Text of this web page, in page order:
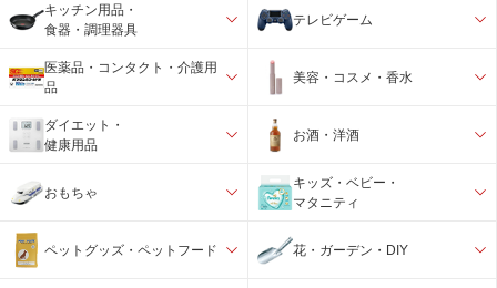
キッチン用品・
食器・調理器具
テレビゲーム
医薬品・コンタクト・介護用
品
美容・コスメ・香水
ダイエット・
健康用品
お酒・洋酒
おもちゃ
キッズ・ベビー・
マタニティ
ペットグッズ・ペットフード 花・ガーデン・DIY